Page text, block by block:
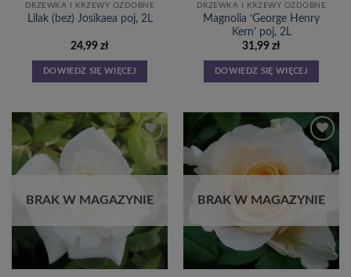
DRZEWKA I KRZEWY OZDOBNE
Lilak (bez) Josikaea poj, 2L
24,99 zł
DOWIEDZ SIĘ WIĘCEJ
DRZEWKA I KRZEWY OZDOBNE
Magnolia ‘George Henry
Kern’ poj, 2L
31,99 zł
DOWIEDZ SIĘ WIĘCEJ
listy
BRAK W MAGAZYNIE
Dodaj
listy
BRAK W MAGAZYNIE